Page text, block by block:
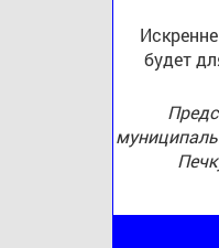
будет